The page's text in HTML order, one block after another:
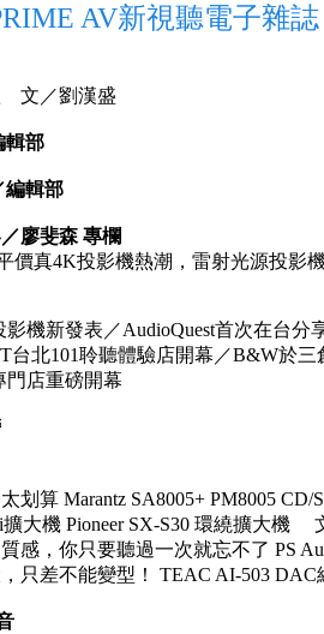
AV新視聽電子雜
文／劉漢盛
部
輯部
廖斐森 專欄
平價真4K投影機熱潮，雷射光源
機新發表／AudioQuest首次在台分
台北101聆聽體驗店開幕／B&W於
門店重磅開幕
划算 Marantz SA8005+ PM8005
大機 Pioneer SX-S30 環繞擴大機
感，你只要聽過一次就忘不了 PS
，只差不能變型！ TEAC AI-503